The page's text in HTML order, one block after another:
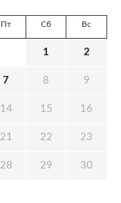
Пт Сб Вс
1 2
7 8 9
14 15 16
21 22 23
28 29 30